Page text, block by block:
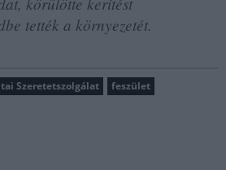
tették a környezetét.
Szeretetszolgálat feszület